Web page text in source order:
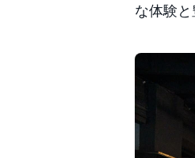
な体験